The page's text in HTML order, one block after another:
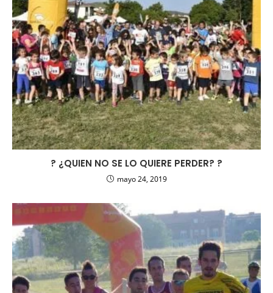
? ¿QUIEN NO SE LO QUIERE PERDER? ?
mayo 24, 2019